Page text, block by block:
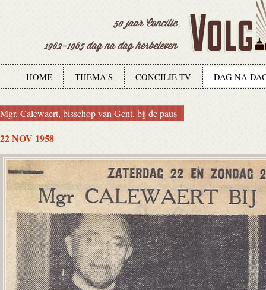
HOME THEMA'S CONCILIE-TV DAG NA
Mgr. Calewaert, bisschop van Gent, bij de paus
22 NOV 1958